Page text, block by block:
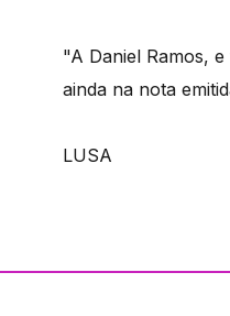
"A Daniel Ramos,
ainda na nota
LUSA